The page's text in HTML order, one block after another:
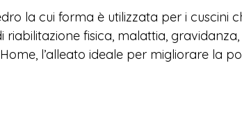
la cui forma è utilizzata per i cuscini
fisica, malattia,
l’alleato ideale per migliorare la